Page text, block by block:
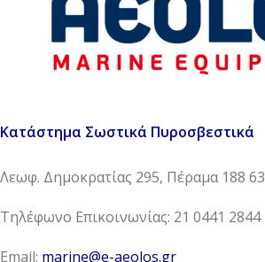
Κατάστημα Σωστικά Πυροσβεστικά
Λεωφ. Δημοκρατίας 295, Πέραμα 188 63
Τηλέφωνο Επικοινωνίας: 21 0441 2844
Email: marine@e-aeolos.gr